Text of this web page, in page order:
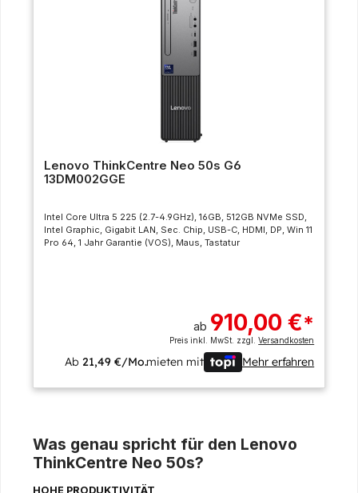
Lenovo ThinkCentre Neo 50s G6
13DM002GGE
Intel Core Ultra 5 225 (2.7-4.9GHz), 16GB, 512GB NVMe SSD,
Intel Graphic, Gigabit LAN, Sec. Chip, USB-C, HDMI, DP, Win 11
Pro 64, 1 Jahr Garantie (VOS), Maus, Tastatur
ab 910,00 €*
Preis inkl. MwSt. zzgl.Versandkosten
Ab21,49 €/Mo.mieten mit Mehr erfahren
Was genau spricht für den Lenovo
ThinkCentre Neo 50s?
HOHE PRODUKTIVITÄT